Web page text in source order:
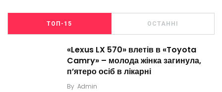
ТОП-15 ОСТАННІ
«Lexus LX 570» влетів в «Toyota
Camry» – молода жінка загинула,
п’ятеро осіб в лікарні
By Admin